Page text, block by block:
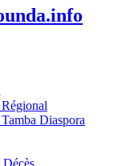
Diaspora